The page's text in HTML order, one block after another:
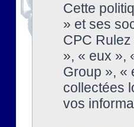
Cette
» et ses
CPC
», « eux »,
Group », «
collectées
vos